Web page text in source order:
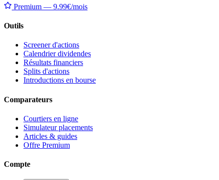
Premium — 9.99€/mois
Outils
Screener d'actions
Calendrier dividendes
Résultats financiers
Splits d'actions
Introductions en bourse
Comparateurs
Courtiers en ligne
Simulateur placements
Articles & guides
Offre Premium
Compte